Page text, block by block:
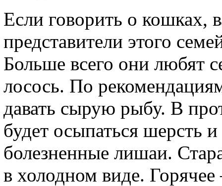
Если говорить о кошках,
представители этого
Больше всего они любят
лосось. По
давать сырую рыбу. В
будет осыпаться шерсть
болезненные лишаи.
в холодном виде.